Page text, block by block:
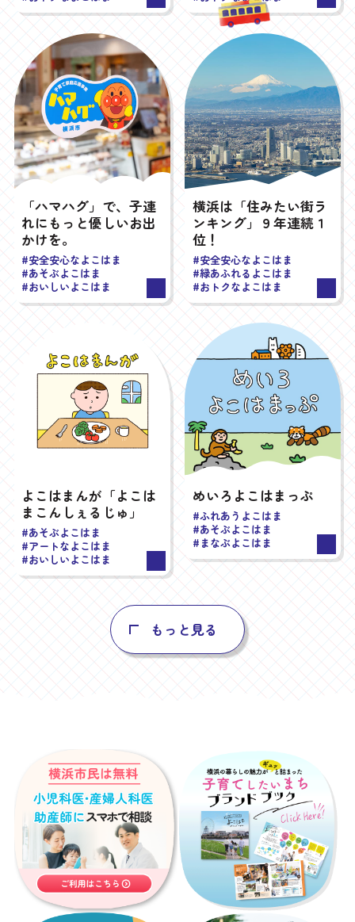
「ハマハグ」で、子連
れにもっと優しいお出
かけを。
#安全安心なよこはま
#あそぶよこはま
#おいしいよこはま
横浜は「住みたい街ラ
ンキング」９年連続１
位！
#安全安心なよこはま
#緑あふれるよこはま
#おトクなよこはま
よこはまんが「よこは
まこんしぇるじゅ」
#あそぶよこはま
#アートなよこはま
#おいしいよこはま
めいろよこはまっぷ
#ふれあうよこはま
#あそぶよこはま
#まなぶよこはま
もっと見る